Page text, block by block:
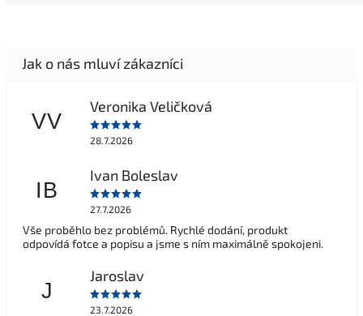
VV
Veronika Veličková
28.7.2026
IB
Ivan Boleslav
27.7.2026
Vše proběhlo bez problémů. Rychlé dodání, produkt
odpovídá fotce a popisu a jsme s ním maximálně spokojeni.
J
Jaroslav
23.7.2026